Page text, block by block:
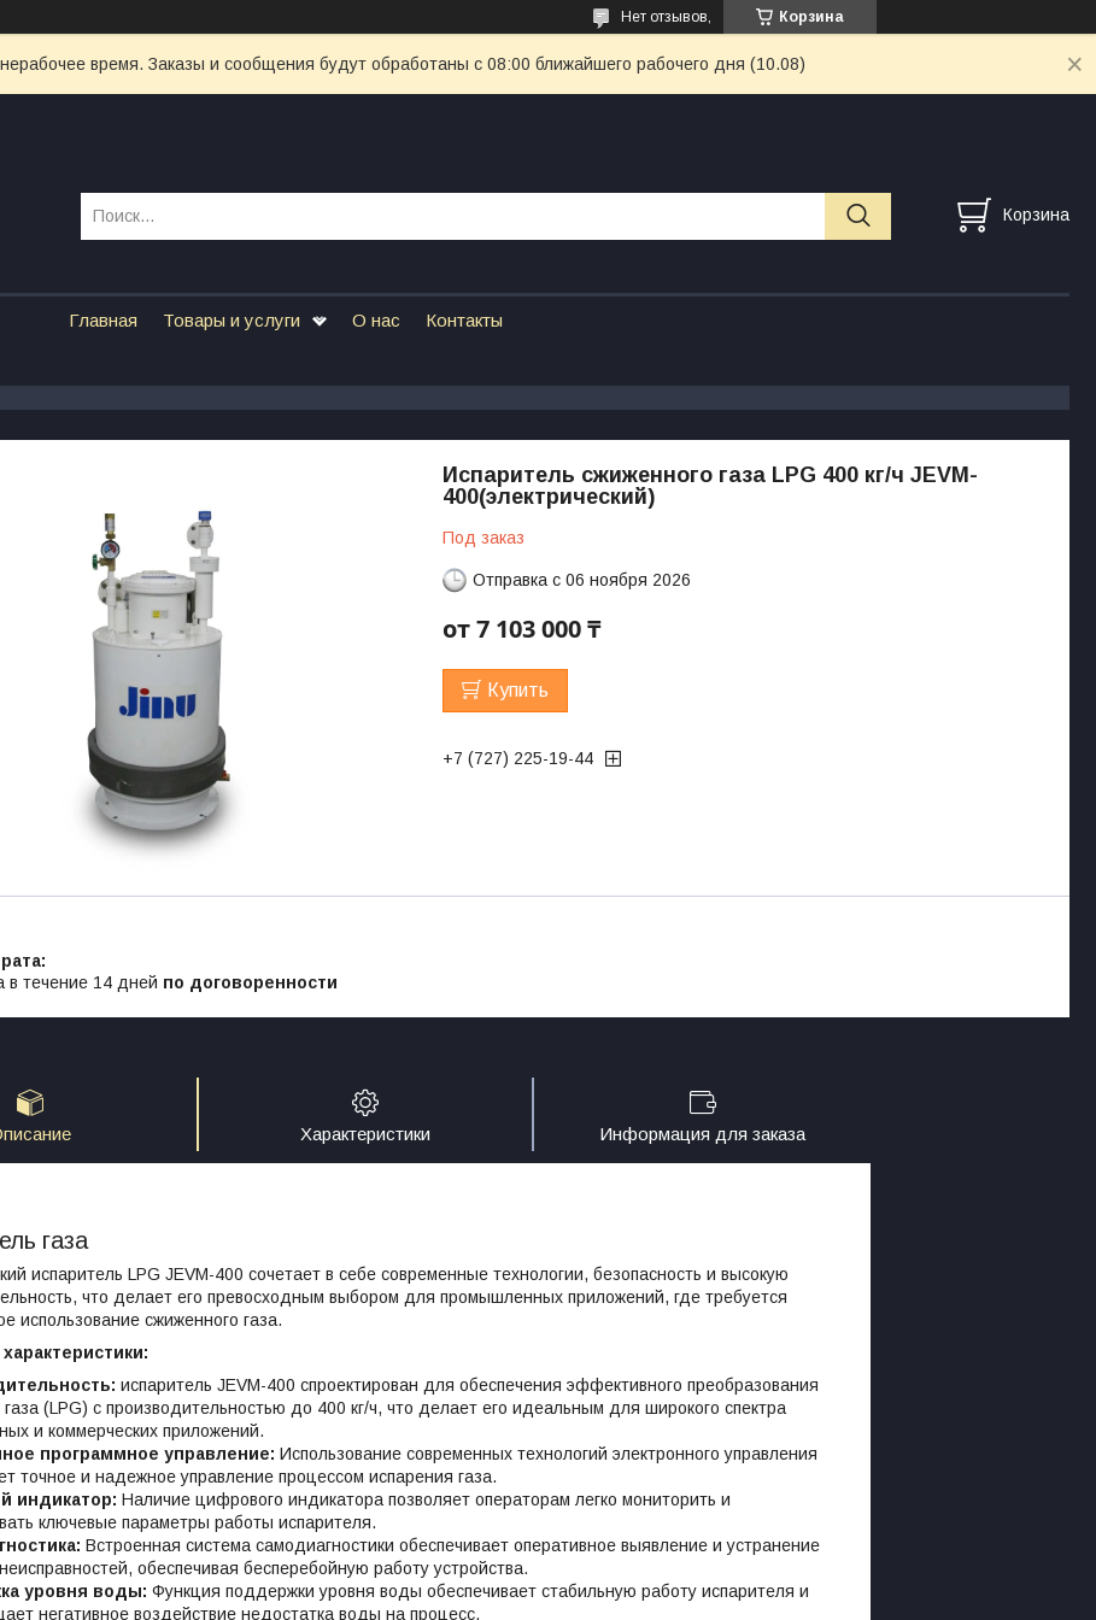
Корзина
Нет отзывов,
время. Заказы и сообщения будут обработаны с 08:00 ближайшего рабочего дня (10.08)
Корзина
Главная Товары и услуги О нас Контакты
Испаритель сжиженного газа LPG 400 кг/ч JEVM-
400(электрический)
Под заказ
Отправка с 06 ноября 2026
от7 103 000 ₸
Купить
+7 (727) 225-19-44
в течение 14 дней по договоренности
Характеристики Информация для заказа
газа
испаритель LPG JEVM-400 сочетает в себе современные технологии, безопасность и высокую
что делает его превосходным выбором для промышленных приложений, где требуется
использование сжиженного газа.
испаритель JEVM-400 спроектирован для обеспечения эффективного преобразования
(LPG) с производительностью до 400 кг/ч, что делает его идеальным для широкого спектра
и коммерческих приложений.
программное управление: Использование современных технологий электронного управления
точное и надежное управление процессом испарения газа.
индикатор: Наличие цифрового индикатора позволяет операторам легко мониторить и
ключевые параметры работы испарителя.
Встроенная система самодиагностики обеспечивает оперативное выявление и устранение
обеспечивая бесперебойную работу устройства.
уровня воды: Функция поддержки уровня воды обеспечивает стабильную работу испарителя и
негативное воздействие недостатка воды на процесс.